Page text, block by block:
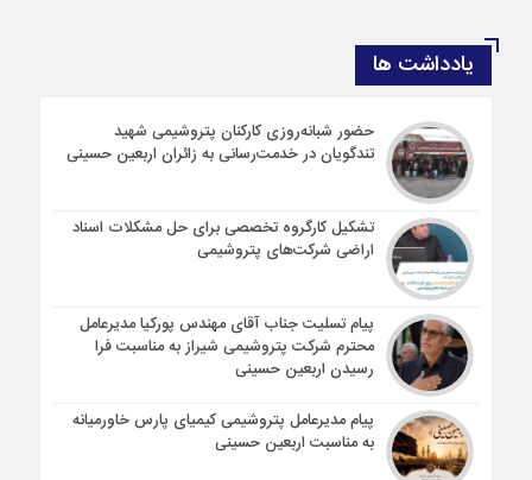
یادداشت ها
حضور شبانه‌روزی کارکنان پتروشیمی شهید
تندگویان در خدمت‌رسانی به زائران اربعین حسینی
تشکیل کارگروه تخصصی برای حل مشکلات اسناد
اراضی شرکت‌های پتروشیمی
پیام تسلیت جناب آقای مهندس پوركیا مدیرعامل
محترم شركت پتروشیمی شیراز به مناسبت فرا
رسیدن اربعین حسینی
پیام مدیرعامل پتروشیمی کیمیای پارس خاورمیانه
به مناسبت اربعین حسینی